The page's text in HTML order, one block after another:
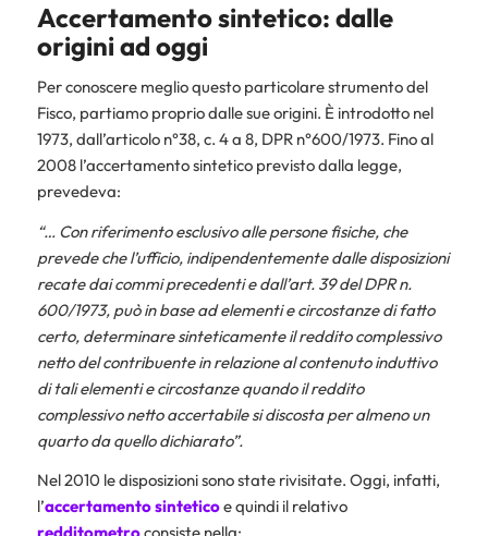
Accertamento sintetico: dalle
origini ad oggi
Per conoscere meglio questo particolare strumento del
Fisco, partiamo proprio dalle sue origini. È introdotto nel
1973, dall’articolo n°38, c. 4 a 8, DPR n°600/1973. Fino al
2008 l’accertamento sintetico previsto dalla legge,
prevedeva:
“… Con riferimento esclusivo alle persone fisiche, che
prevede che l’ufficio, indipendentemente dalle disposizioni
recate dai commi precedenti e dall’art. 39 del DPR n.
600/1973, può in base ad elementi e circostanze di fatto
certo, determinare sinteticamente il reddito complessivo
netto del contribuente in relazione al contenuto induttivo
di tali elementi e circostanze quando il reddito
complessivo netto accertabile si discosta per almeno un
quarto da quello dichiarato”.
Nel 2010 le disposizioni sono state rivisitate. Oggi, infatti,
l’accertamento sinteticoe quindi il relativo